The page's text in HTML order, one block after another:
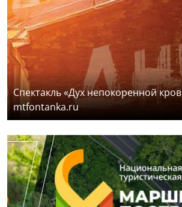
Спектакль «Дух непокоренной
mtfontanka.ru